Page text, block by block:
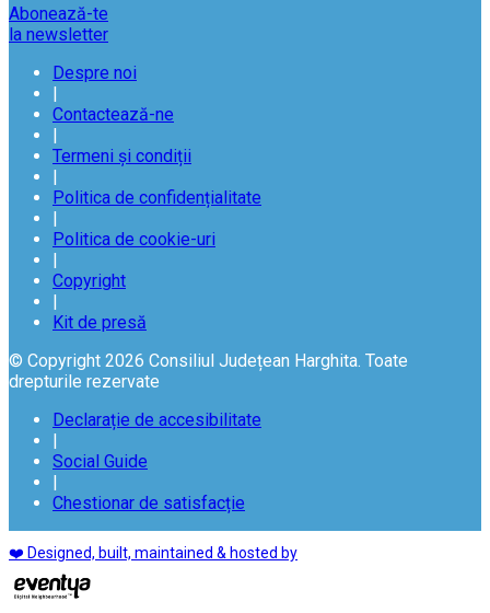
Abonează-te
la newsletter
Despre noi
|
Contactează-ne
|
Termeni și condiții
|
Politica de confidențialitate
|
Politica de cookie-uri
|
Copyright
|
Kit de presă
© Copyright 2026 Consiliul Județean Harghita. Toate
drepturile rezervate
Declarație de accesibilitate
|
Social Guide
|
Chestionar de satisfacție
❤️ Designed, built, maintained & hosted by